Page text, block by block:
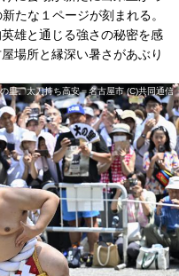
たな１ページが刻まれる。
雄と通じる強さの秘密を感
場所と縁深い暑さがあぶり
里。太刀持ち高安＝名古屋市 (C)共同通信